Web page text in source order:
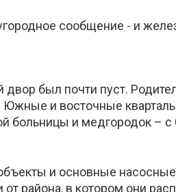
сообщение - и
был почти пуст.
и восточные
и медгородок –
и основные
от района, в котором они